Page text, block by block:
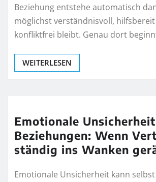
Beziehung entstehe automatisch
möglichst verständnisvoll,
konfliktfrei bleibt. Genau dort
WEITERLESEN
Emotionale
Beziehungen: Wenn
ständig ins Wanken
Emotionale Unsicherheit kann